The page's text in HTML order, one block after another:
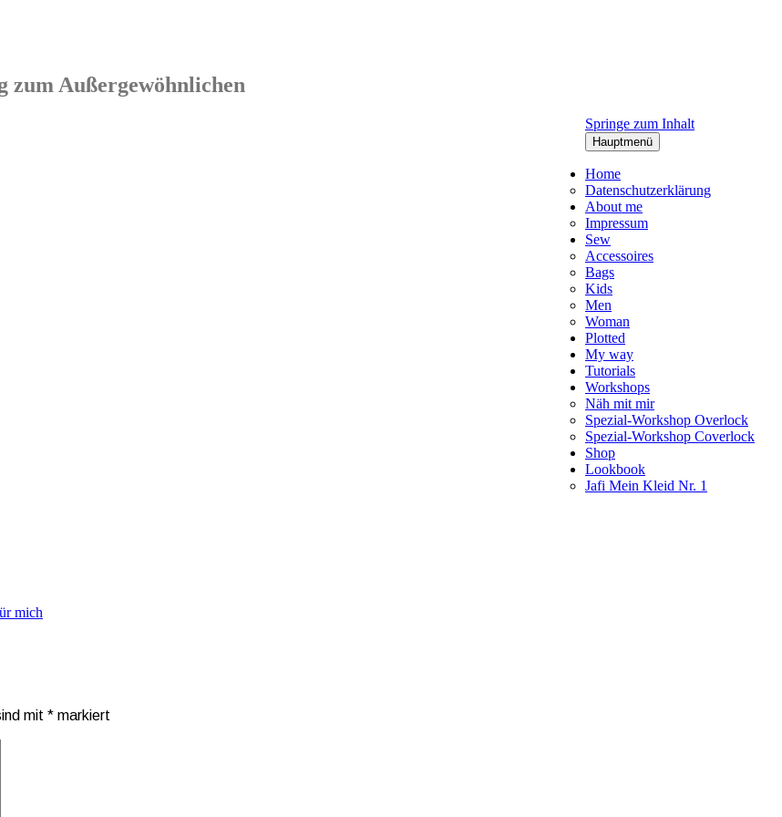
zum Außergewöhnlichen
Springe zum Inhalt
Hauptmenü
Home
Datenschutzerklärung
About me
Impressum
Sew
Accessoires
Bags
Kids
Men
Woman
Plotted
My way
Tutorials
Workshops
Näh mit mir
Spezial-Workshop Overlock
Spezial-Workshop Coverlock
Shop
Lookbook
Jafi Mein Kleid Nr. 1
mich
mit * markiert